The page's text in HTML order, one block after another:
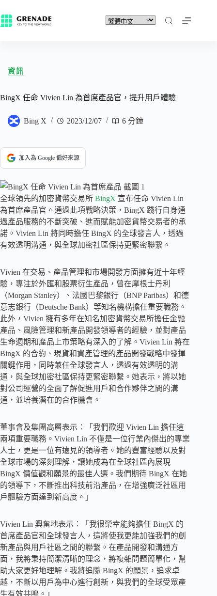
資訊
BingX 任命 Vivien Lin 為首席產品官，提升用戶體驗
Bing X 2023/12/07 6 分鐘
加入為 Google 偏好來源
全球領先的加密貨幣交易所 BingX 宣布任命 Vivien Lin
為首席產品官。通過此項戰略決策，BingX 踐行自身通
過產品服務的不斷突破、進而賦能加密貨幣交易者的承
諾。Vivien Lin 將同時擔任 BingX 的全球發言人，透過
有效透明溝通，與全球加密社區保持更緊密聯繫。
Vivien 在交易、產品管理和市場開發方面擁有近十年經
驗，專注於外匯和股票衍生產品，曾在摩根士丹利
（Morgan Stanley）、法國巴黎銀行（BNP Paribas）和德
意志銀行（Deutsche Bank）等知名機構擔任重要職務。
此外，Vivien 擁有多年在知名加密貨幣交易所擔任金融
產品、風險管理和新產品開發領導者的經驗，並對產品
生命週期和產品上市策略有深入的了解。Vivien Lin 將在
BingX 的合約、現貨和資產管理的產品開發戰略中發揮
關鍵作用，同時兼任全球發言人，透過有效透明的溝
通，與全球加密社區保持更緊密聯繫。她表示，將以她
對公司運營的全面了解促進用戶和合作夥伴之間的溝
通，並培養潛在的合作機會。
董事會及集團高層表示：「我們歡迎 Vivien Lin 擔任這
兩項重要職務。Vivien Lin 不僅是一位行業內傑出的專業
人士，更是一位有遠見的領導者。她的豐富經驗以及對
全球市場的深刻理解，讓她成為在全球社區內展現
BingX 價值觀和願景的最佳人選。我們期待 BingX 在她
的領導下，不斷推出科技前沿產品，在增強廣泛社區用
戶體驗方面達到新高度。」
Vivien Lin 興奮地表示：「我很榮幸能夠擔任 BingX 的
首席產品官和全球發言人，這將使我更能加強我們的創
新產品與用戶社區之間的聯繫。在產品開發和溝通方
面，我將秉持簡潔清晰的理念，將複雜問題簡單化，幫
助大家更好地理解。我將追隨 BingX 的願景，追求卓
越，不斷以用戶為中心進行創新，與我們的全球受眾產
生有效共鳴。」